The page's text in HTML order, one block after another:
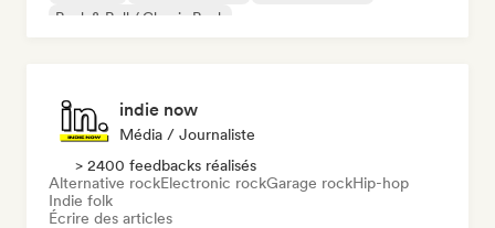
Rock & Roll / Classic Rock
indie now
Média / Journaliste
> 2400 feedbacks réalisés
Alternative rockElectronic rockGarage rockHip-hop
Indie folk
Écrire des articles